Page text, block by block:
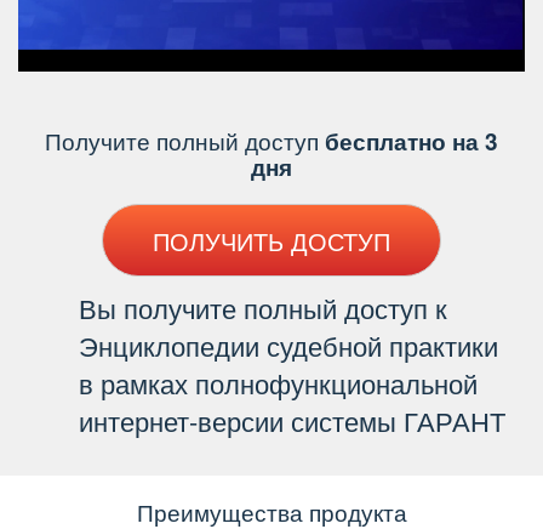
Получите полный доступ есплатно на 3
дня
ПОЛУЧИТЬ ДОСТУП
ы получите полный доступ к
Энциклопедии судебной практики
рамках полнофункциональной
интернет-версии системы ГАРАНТ
Преимущества продукта